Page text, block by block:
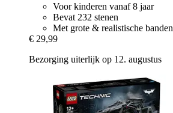
Voor kinderen vanaf 8 jaar
Bevat 232 stenen
Met grote & realistische banden
€ 29,99
Bezorging uiterlijk op 12. augustus